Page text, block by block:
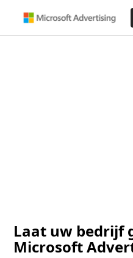
Laat uw bedrijf
Microsoft